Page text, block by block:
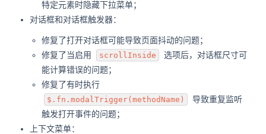
特定元素时隐藏下拉菜单；
对话框和对话框触发器：
修复了打开对话框可能导致页面抖动的问题；
修复了当启用
scrollInside
选项后，对话框尺寸可
能计算错误的问题；
修复了有时执行
$.fn.modalTrigger(methodName)
导致重复监听
触发打开事件的问题；
上下文菜单：